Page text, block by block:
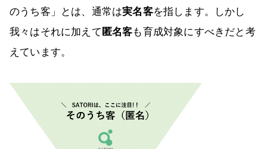
のうち客」とは、通常は実名客を指します。しかし
我々はそれに加えて 匿名客も育成対象にすべきだと考
えています。